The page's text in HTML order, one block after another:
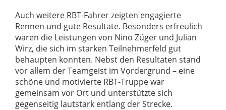
Auch weitere RBT-Fahrer zeigten engagierte
Rennen und gute Resultate. Besonders erfreulich
waren die Leistungen von Nino Züger und Julian
Wirz, die sich im starken Teilnehmerfeld gut
behaupten konnten. Nebst den Resultaten stand
vor allem der Teamgeist im Vordergrund – eine
schöne und motivierte RBT-Truppe war
gemeinsam vor Ort und unterstützte sich
gegenseitig lautstark entlang der Strecke.